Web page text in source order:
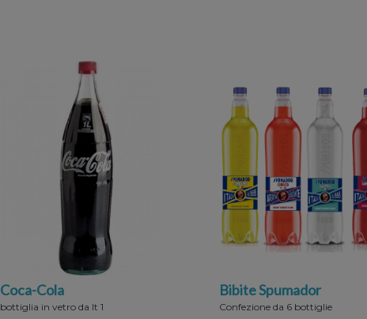
Coca-Cola
bottiglia in vetro da lt 1
Bibite Spumador
Confezione da 6 bottiglie